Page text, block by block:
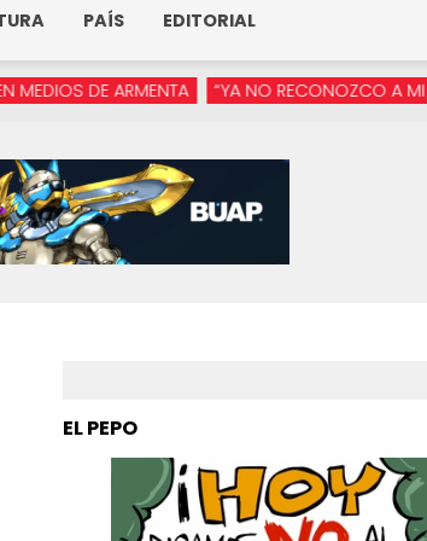
PAÍS
EDITORIAL
“YA NO RECONOZCO A MI HERMANO”:
EL PEPO